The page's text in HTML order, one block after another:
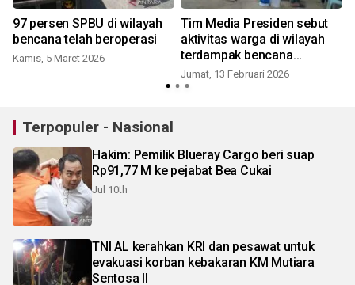
97 persen SPBU di wilayah
bencana telah beroperasi
Kamis, 5 Maret 2026
Tim Media Presiden sebut
aktivitas warga di wilayah
terdampak bencana
Sumatera kembali normal
Jumat, 13 Februari 2026
Terpopuler - Nasional
Hakim: Pemilik Blueray Cargo beri suap
Rp91,77 M ke pejabat Bea Cukai
Jul 10th
TNI AL kerahkan KRI dan pesawat untuk
evakuasi korban kebakaran KM Mutiara
Sentosa II